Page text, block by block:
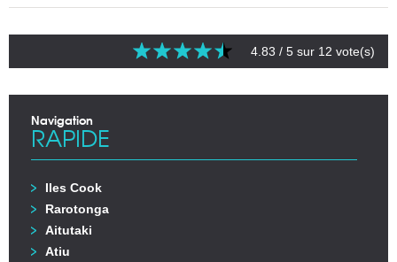
4.83 / 5 sur 12 vote(s)
Navigation
RAPIDE
Iles Cook
Rarotonga
Aitutaki
Atiu